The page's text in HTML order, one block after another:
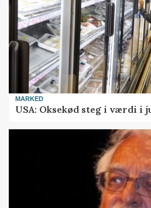
MARKED
USA: Oksekød steg i værdi i